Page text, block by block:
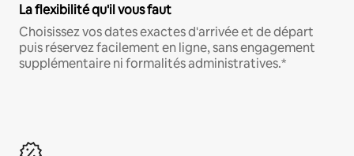
La flexibilité qu'il vous faut
Choisissez vos dates exactes d'arrivée et de départ
puis réservez facilement en ligne, sans engagement
supplémentaire ni formalités administratives.*